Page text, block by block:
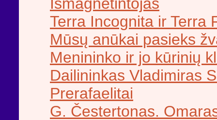
Terra Incognita ir Terra
Mūsų anūkai pasieks
Menininko ir jo kūrinių
Dailininkas Vladimiras
Prerafaelitai
G. Čestertonas.